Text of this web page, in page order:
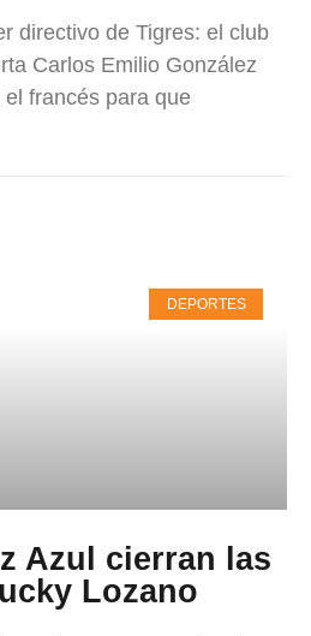
directivo de Tigres: el club
Carlos Emilio González
francés para que
DEPORTES
Azul cierran las
Lozano